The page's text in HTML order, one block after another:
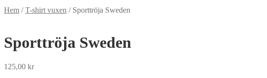
Hem /T-shirt vuxen / Sporttröja Sweden
Sporttröja Sweden
125,00 kr